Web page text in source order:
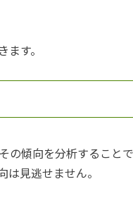
す。
の傾向を分析すること
見逃せません。